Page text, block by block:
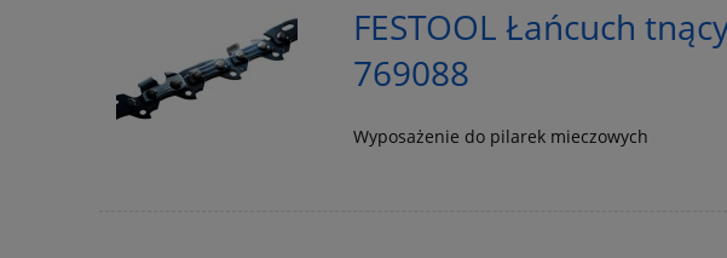
FESTOOL Łańcuch
769088
Wyposażenie do pilarek mieczowych